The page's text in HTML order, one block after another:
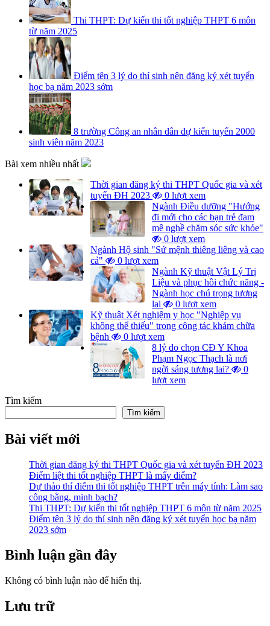
Thi THPT: Dự kiến thi tốt nghiệp THPT 6 môn
từ năm 2025
Điểm tên 3 lý do thí sinh nên đăng ký xét tuyển
học bạ năm 2023 sớm
8 trường Công an nhân dân dự kiến tuyển 2000
sinh viên năm 2023
Bài xem nhiều nhất
Thời gian đăng ký thi THPT Quốc gia và xét
tuyển ĐH 2023
0 lượt xem
Ngành Điều dưỡng "Hướng
đi mới cho các bạn trẻ đam
mê nghề chăm sóc sức khỏe"
0 lượt xem
Ngành Hộ sinh "Sứ mệnh thiêng liêng và cao
cả"
0 lượt xem
Ngành Kỹ thuật Vật Lý Trị
Liệu và phục hồi chức năng -
Ngành học chú trọng tương
lai
0 lượt xem
Kỹ thuật Xét nghiệm y học "Nghiệp vụ
không thể thiếu" trong công tác khám chữa
bệnh
0 lượt xem
8 lý do chọn CĐ Y Khoa
Phạm Ngọc Thạch là nơi
ngời sáng tương lai?
0
lượt xem
Tìm kiếm
Tìm kiếm
Bài viết mới
Thời gian đăng ký thi THPT Quốc gia và xét tuyển ĐH 2023
Điểm liệt thi tốt nghiệp THPT là mấy điểm?
Dự thảo thí điểm thi tốt nghiệp THPT trên máy tính: Làm sao
công bằng, minh bạch?
Thi THPT: Dự kiến thi tốt nghiệp THPT 6 môn từ năm 2025
Điểm tên 3 lý do thí sinh nên đăng ký xét tuyển học bạ năm
2023 sớm
Bình luận gần đây
Không có bình luận nào để hiển thị.
Lưu trữ